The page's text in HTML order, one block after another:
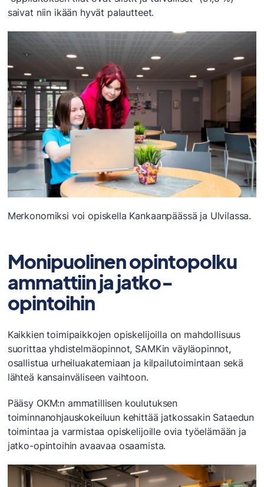
saivat niin ikään hyvät palautteet.
Merkonomiksi voi opiskella Kankaanpäässä ja Ulvilassa.
Monipuolinen opintopolku
ammattiin ja jatko-
opintoihin
Kaikkien toimipaikkojen opiskelijoilla on mahdollisuus
suorittaa yhdistelmäopinnot, SAMKin väyläopinnot,
osallistua urheiluakatemiaan ja kilpailutoimintaan sekä
lähteä kansainväliseen vaihtoon.
Pääsy OKM:n ammatillisen koulutuksen
toiminnanohjauskokeiluun kehittää jatkossakin Sataedun
toimintaa ja varmistaa opiskelijoille ovia työelämään ja
jatko-opintoihin avaavaa osaamista.